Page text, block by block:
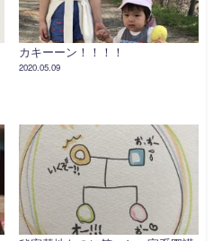
カキーーン！！！！
2020.05.09